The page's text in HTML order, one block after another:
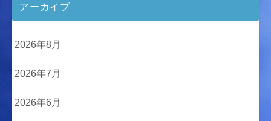
アーカイブ
2026年8月
2026年7月
2026年6月